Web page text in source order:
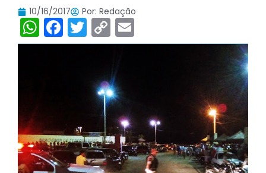
10/16/2017 Por: Redação
W
h
p
p
F
a
o
o
k
T
w
er
C
o
p
y
Li
n
k
m